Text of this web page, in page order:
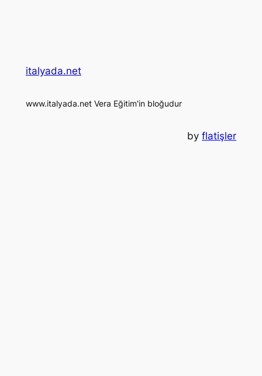
italyada.net
www.italyada.net Vera Eğitim'in bloğudur
byflatişler